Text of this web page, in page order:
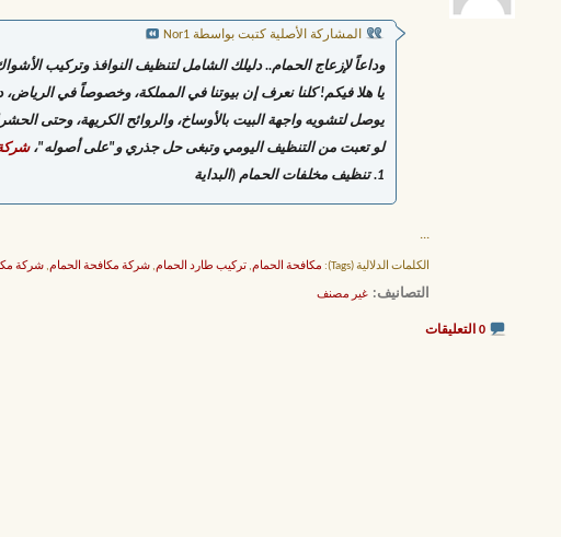
المشاركة الأصلية كتبت بواسطة Nor1
وداعاً لإزعاج الحمام.. دليلك الشامل لتنظيف النوافذ وتركيب
يا هلا فيكم! كلنا نعرف إن بيوتنا في المملكة، وخصوصاً في
يوصل لتشويه واجهة البيت بالأوساخ، والروائح الكريهة، وحتى
لو تعبت من التنظيف اليومي وتبغى حل جذري و"على أصوله"،
1. تنظيف مخلفات الحمام (البداية
...
الكلمات الدلالية (Tags): مكافحة الحمام, تركيب طارد الحمام, شركة مكافحة الحمام, شركة
التصانيف غير مصنف
0 التعليقات